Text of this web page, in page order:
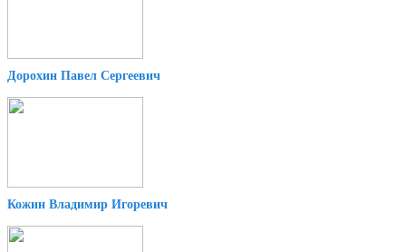
Дорохин Павел Сергеевич
Кожин Владимир Игоревич